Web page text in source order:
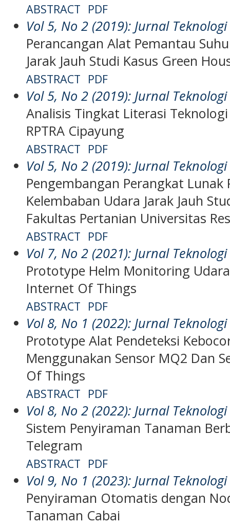
ABSTRACT PDF
Vol 5, No 2 (2019): Jurnal
Perancangan Alat Pemantau
Jarak Jauh Studi Kasus Green
ABSTRACT PDF
Vol 5, No 2 (2019): Jurnal
Analisis Tingkat Literasi
RPTRA Cipayung
ABSTRACT PDF
Vol 5, No 2 (2019): Jurnal
Pengembangan Perangkat Lunak
Kelembaban Udara Jarak Jauh
Fakultas Pertanian Universitas
ABSTRACT PDF
Vol 7, No 2 (2021): Jurnal
Prototype Helm Monitoring
Internet Of Things
ABSTRACT PDF
Vol 8, No 1 (2022): Jurnal
Prototype Alat Pendeteksi
Menggunakan Sensor MQ2 Dan
Of Things
ABSTRACT PDF
Vol 8, No 2 (2022): Jurnal
Sistem Penyiraman Tanaman
Telegram
ABSTRACT PDF
Vol 9, No 1 (2023): Jurnal
Penyiraman Otomatis dengan
Tanaman Cabai